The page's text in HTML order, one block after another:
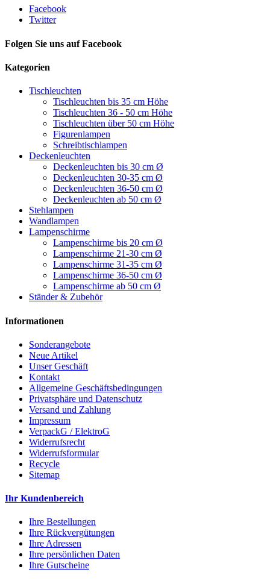
Facebook
Twitter
Folgen Sie uns auf Facebook
Kategorien
Tischleuchten
Tischleuchten bis 35 cm Höhe
Tischleuchten 36 - 50 cm Höhe
Tischleuchten über 50 cm Höhe
Figurenlampen
Schreibtischlampen
Deckenleuchten
Deckenleuchten bis 30 cm Ø
Deckenleuchten 30-35 cm Ø
Deckenleuchten 36-50 cm Ø
Deckenleuchten ab 50 cm Ø
Stehlampen
Wandlampen
Lampenschirme
Lampenschirme bis 20 cm Ø
Lampenschirme 21-30 cm Ø
Lampenschirme 31-35 cm Ø
Lampenschirme 36-50 cm Ø
Lampenschirme ab 50 cm Ø
Ständer & Zubehör
Informationen
Sonderangebote
Neue Artikel
Unser Geschäft
Kontakt
Allgemeine Geschäftsbedingungen
Privatsphäre und Datenschutz
Versand und Zahlung
Impressum
VerpackG / ElektroG
Widerrufsrecht
Widerrufsformular
Recycle
Sitemap
Ihr Kundenbereich
Ihre Bestellungen
Ihre Rückvergütungen
Ihre Adressen
Ihre persönlichen Daten
Ihre Gutscheine